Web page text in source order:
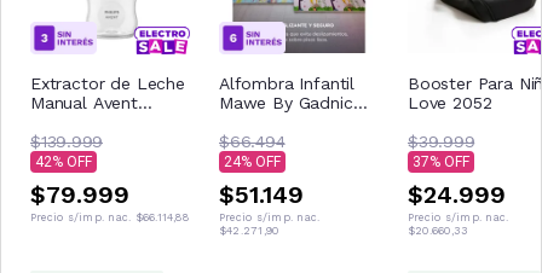
Extractor de Leche
Manual Avent
$139.999
42
$79.999
Precio s/imp. nac. $66.114,88
Alfombra Infantil
Mawe By Gadnic
Impermeable Para
Bebes
$66.494
24
$51.149
Precio s/imp. nac.
$42.271,90
Booster Para
Love 2052
$39.999
37
$24.999
Precio s/imp. nac.
$20.660,33